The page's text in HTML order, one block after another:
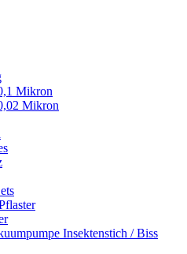
Mikron
Mikron
Insektenstich / Biss